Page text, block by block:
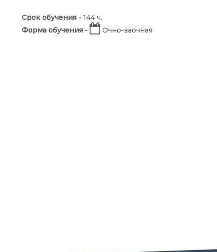
Срок обучения - 144 ч.
Форма обучения - Очно-заочная